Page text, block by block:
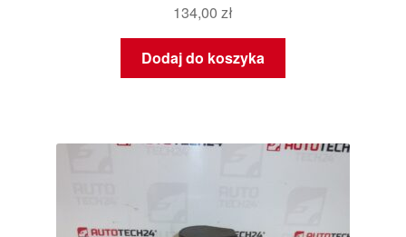
134,00 zł
Dodaj do koszyka